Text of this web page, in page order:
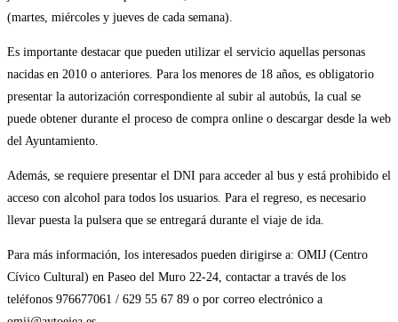
(martes, miércoles y jueves de cada semana).
Es importante destacar que pueden utilizar el servicio aquellas personas
nacidas en 2010 o anteriores. Para los menores de 18 años, es obligatorio
presentar la autorización correspondiente al subir al autobús, la cual se
puede obtener durante el proceso de compra online o descargar desde la web
del Ayuntamiento.
Además, se requiere presentar el DNI para acceder al bus y está prohibido el
acceso con alcohol para todos los usuarios. Para el regreso, es necesario
llevar puesta la pulsera que se entregará durante el viaje de ida.
Para más información, los interesados pueden dirigirse a: OMIJ (Centro
Cívico Cultural) en Paseo del Muro 22-24, contactar a través de los
teléfonos 976677061 / 629 55 67 89 o por correo electrónico a